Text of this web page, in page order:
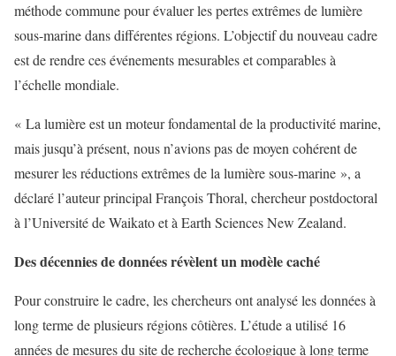
méthode commune pour évaluer les pertes extrêmes de lumière
sous-marine dans différentes régions. L’objectif du nouveau cadre
est de rendre ces événements mesurables et comparables à
l’échelle mondiale.
« La lumière est un moteur fondamental de la productivité marine,
mais jusqu’à présent, nous n’avions pas de moyen cohérent de
mesurer les réductions extrêmes de la lumière sous-marine », a
déclaré l’auteur principal François Thoral, chercheur postdoctoral
à l’Université de Waikato et à Earth Sciences New Zealand.
Des décennies de données révèlent un modèle caché
Pour construire le cadre, les chercheurs ont analysé les données à
long terme de plusieurs régions côtières. L’étude a utilisé 16
années de mesures du site de recherche écologique à long terme